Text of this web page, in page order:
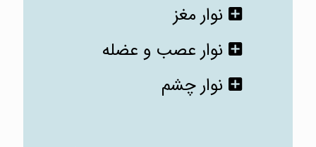
نوار مغز
نوار عصب و عضله
نوار چشم